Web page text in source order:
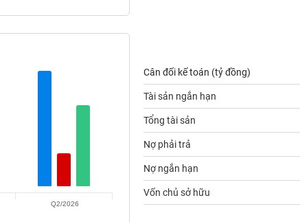
Q2/2026
Cân đối kế toán (tỷ đồng)
Tài sản ngắn hạn
Tổng tài sản
Nợ phải trả
Nợ ngắn hạn
Vốn chủ sở hữu